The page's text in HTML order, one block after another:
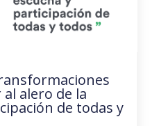
alero de la
de todas y